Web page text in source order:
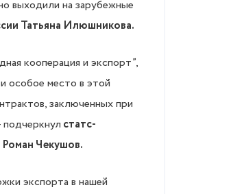
выходили на зарубежные
Татьяна Илюшникова.
кооперация и экспорт”,
особое место в этой
заключенных при
статс-
Роман Чекушов.
экспорта в нашей